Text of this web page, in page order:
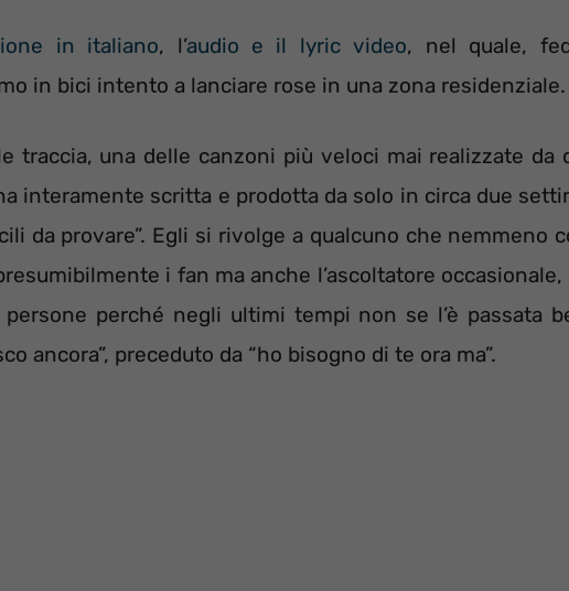
in italiano, l’audio e il lyric video, nel quale,
in bici intento a lanciare rose in una zona residenziale.
traccia, una delle canzoni più veloci mai realizzate da
interamente scritta e prodotta da solo in circa due
da provare”. Egli si rivolge a qualcuno che nemmeno
i fan ma anche l’ascoltatore occasionale,
perché negli ultimi tempi non se l’è passata
ancora”, preceduto da “ho bisogno di te ora ma”.